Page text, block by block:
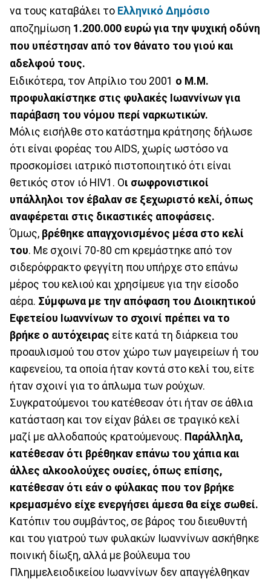
να τους καταβάλει το Ελληνικό Δημόσιο
αποζημίωση 1.200.000 ευρώ για την ψυχική οδύνη
που υπέστησαν από τον θάνατο του γιού και
αδελφού τους.
Ειδικότερα, τον Απρίλιο του 2001 ο Μ.Μ.
προφυλακίστηκε στις φυλακές Ιωαννίνων για
παράβαση του νόμου περί ναρκωτικών.
Μόλις εισήλθε στο κατάστημα κράτησης δήλωσε
ότι είναι φορέας του AIDS, χωρίς ωστόσο να
προσκομίσει ιατρικό πιστοποιητικό ότι είναι
θετικός στον ιό HIV1. Οι σωφρονιστικοί
υπάλληλοι τον έβαλαν σε ξεχωριστό κελί, όπως
αναφέρεται στις δικαστικές αποφάσεις.
Όμως, βρέθηκε απαγχονισμένος μέσα στο κελί
του. Με σχοινί 70-80 cm κρεμάστηκε από τον
σιδερόφρακτο φεγγίτη που υπήρχε στο επάνω
μέρος του κελιού και χρησίμευε για την είσοδο
αέρα. Σύμφωνα με την απόφαση του Διοικητικού
Εφετείου Ιωαννίνων το σχοινί πρέπει να το
βρήκε ο αυτόχειρας είτε κατά τη διάρκεια του
προαυλισμού του στον χώρο των μαγειρείων ή του
καφενείου, τα οποία ήταν κοντά στο κελί του, είτε
ήταν σχοινί για το άπλωμα των ρούχων.
Συγκρατούμενοι του κατέθεσαν ότι ήταν σε άθλια
κατάσταση και τον είχαν βάλει σε τραγικό κελί
μαζί με αλλοδαπούς κρατούμενους. Παράλληλα,
κατέθεσαν ότι βρέθηκαν επάνω του χάπια και
άλλες αλκοολούχες ουσίες, όπως επίσης,
κατέθεσαν ότι εάν ο φύλακας που τον βρήκε
κρεμασμένο είχε ενεργήσει άμεσα θα είχε σωθεί.
Κατόπιν του συμβάντος, σε βάρος του διευθυντή
και του γιατρού των φυλακών Ιωαννίνων ασκήθηκε
ποινική δίωξη, αλλά με βούλευμα του
Πλημμελειοδικείου Ιωαννίνων δεν απαγγέλθηκαν